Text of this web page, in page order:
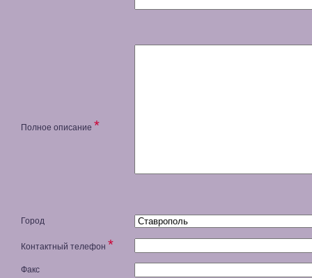
Полное описание *
Город
Контактный телефон *
Факс